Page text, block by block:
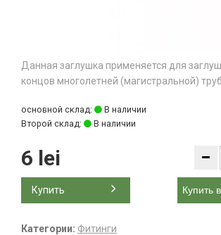
Данная заглушка применяется для
концов многолетней (магистральной)
основной склад:
В наличии
Второй склад:
В наличии
6 lei
Купить Купить
Категории: Фитинги